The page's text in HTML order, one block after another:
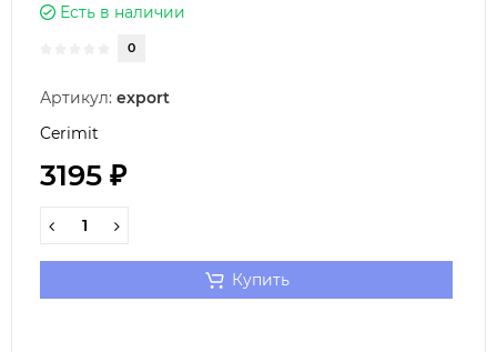
Есть в наличии
0
Артикул: export
Cerimit
3195 ₽
Купить